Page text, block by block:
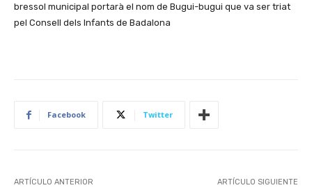
bressol municipal portarà el nom de Bugui-bugui que va ser triat
pel Consell dels Infants de Badalona
Facebook Twitter
ARTÍCULO ANTERIOR ARTÍCULO SIGUIENTE